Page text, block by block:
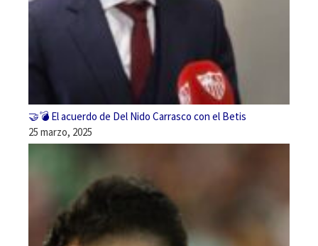
🤝💣 El acuerdo de Del Nido Carrasco con el Betis
25 marzo, 2025